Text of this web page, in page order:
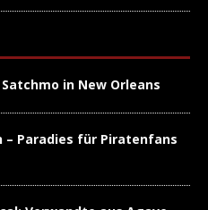
in New Orleans
– Paradies für Piratenfans